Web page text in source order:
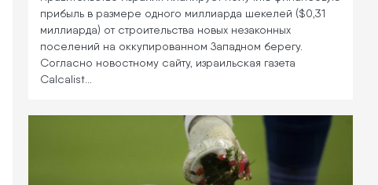
прибыль в размере одного миллиарда шекелей ($0,31
миллиарда) от строительства новых незаконных
поселений на оккупированном Западном берегу.
Согласно новостному сайту, израильская газета
Calcalist…